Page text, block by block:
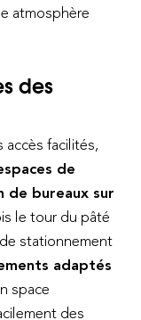
atmosphère
des
accès facilités,
de
de bureaux sur
le tour du pâté
stationnement
adaptés
space
des